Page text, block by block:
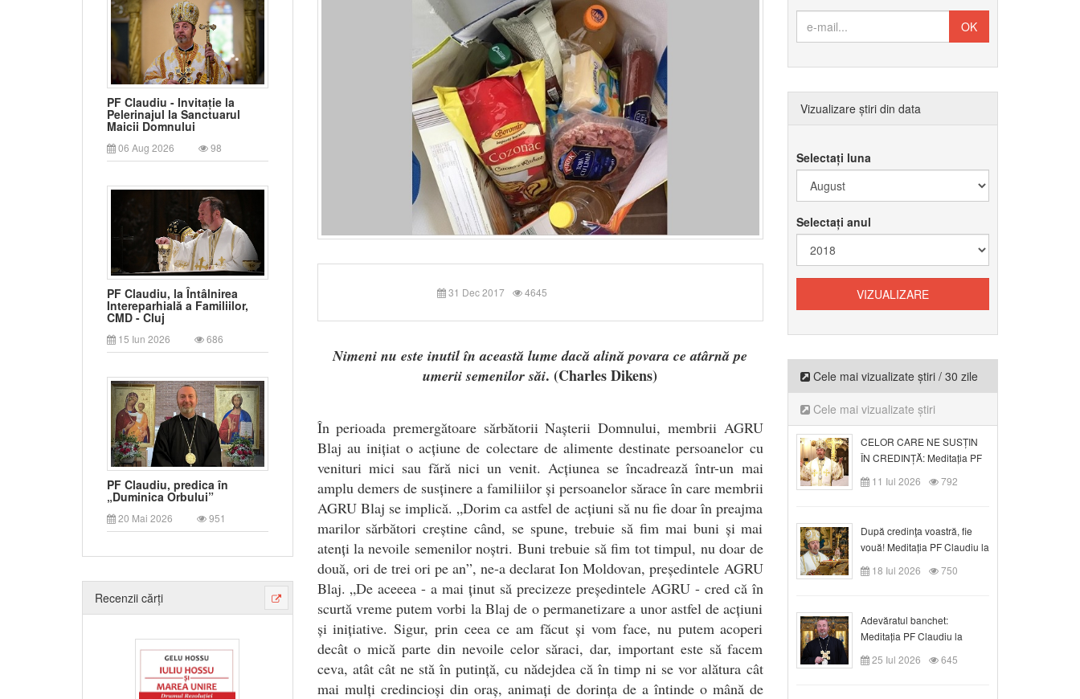
PF Claudiu - Invitație la
Pelerinajul la Sanctuarul
Maicii Domnului
06 Aug 2026 98
PF Claudiu, la Întâlnirea
Intereparhială a Familiilor,
CMD - Cluj
15 Iun 2026 686
PF Claudiu, predica în
„Duminica Orbului”
20 Mai 2026 951
Recenzii cărți
31 Dec 2017 4645
Nimeni nu este inutil în această lume dacă alină povara ce atârnă pe
umerii semenilor săi. (Charles Dikens)
În perioada premergătoare sărbătorii Nașterii Domnului, membrii AGRU
Blaj au inițiat o acțiune de colectare de alimente destinate persoanelor cu
venituri mici sau fără nici un venit. Acțiunea se încadrează într-un mai
amplu demers de susținere a familiilor și persoanelor sărace în care membrii
AGRU Blaj se implică. „Dorim ca astfel de acțiuni să nu fie doar în preajma
marilor sărbători creștine când, se spune, trebuie să fim mai buni și mai
atenți la nevoile semenilor noștri. Buni trebuie să fim tot timpul, nu doar de
două, ori de trei ori pe an”, ne-a declarat Ion Moldovan, președintele AGRU
Blaj. „De aceeea - a mai ținut să precizeze președintele AGRU - cred că în
scurtă vreme putem vorbi la Blaj de o permanetizare a unor astfel de acțiuni
și inițiative. Sigur, prin ceea ce am făcut și vom face, nu putem acoperi
decât o mică parte din nevoile celor săraci, dar, important este să facem
ceva, atât cât ne stă în putință, cu nădejdea că în timp ni se vor alătura cât
mai mulți credincioși din oraș, animați de dorința de a întinde o mână de
Vizualizare știri din data
Selectați luna
Selectați anul
Cele mai vizualizate știri / 30 zile
Cele mai vizualizate știri
CELOR CARE NE SUSȚIN
ÎN CREDINȚĂ: Meditația PF
Claudiu la Duminica a VI-a
după Rusalii
11 Iul 2026 792
După credinţa voastră, fie
vouă! Meditația PF Claudiu la
duminica a VII-a după Rusalii
18 Iul 2026 750
Adevăratul banchet:
Meditația PF Claudiu la
Duminica a VIII-a după
Rusalii
25 Iul 2026 645